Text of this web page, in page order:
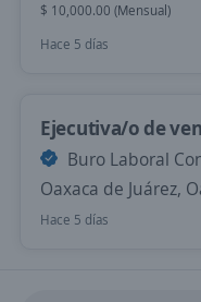
$ 10,000.00 (Mensual)
Hace 5 días
Ejecutiva/o de
Buro Laboral
Oaxaca de Juárez,
Hace 5 días